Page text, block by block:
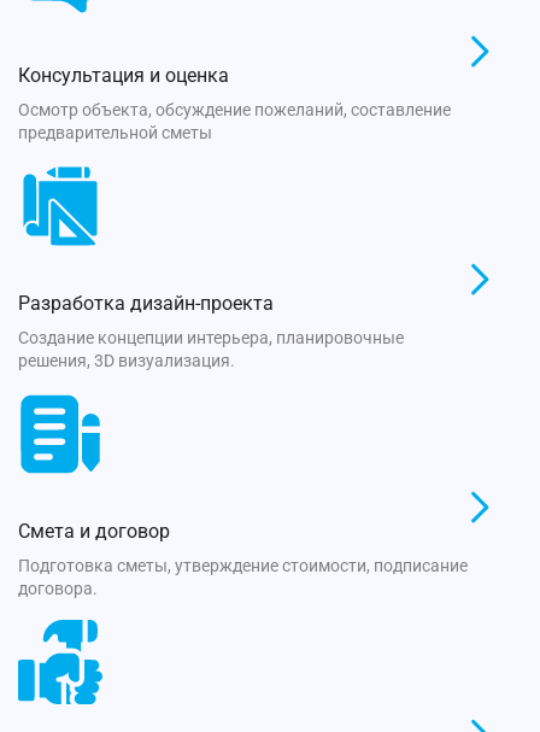
Консультация и оценка
Осмотр объекта, обсуждение пожеланий, составление
предварительной сметы
Разработка дизайн-проекта
Создание концепции интерьера, планировочные
решения, 3D визуализация.
Смета и договор
Подготовка сметы, утверждение стоимости, подписание
договора.